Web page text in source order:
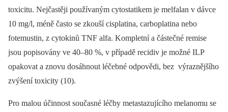
toxicitu. Nejčastěji používaným cytostatikem je melfalan v dávce
10 mg/l, méně často se zkouší cisplatina, carboplatina nebo
fotemustin, z cytokinů TNF alfa. Kompletní a částečné remise
jsou popisovány ve 40–80 %, v případě recidiv je možné ILP
opakovat a znovu dosáhnout léčebné odpovědi, bez výraznějšího
zvýšení toxicity (10).
Pro malou účinnost současné léčby metastazujícího melanomu se